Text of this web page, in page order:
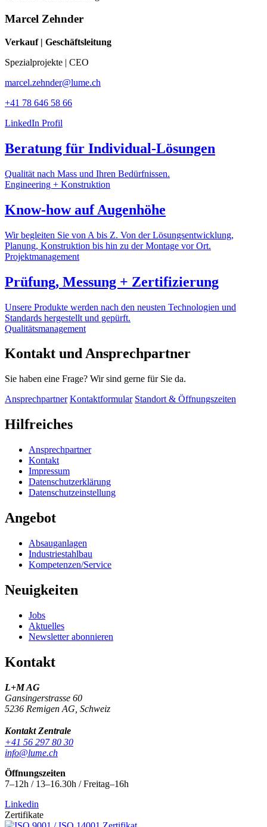
Marcel Zehnder
Verkauf | Geschäftsleitung
Spezialprojekte | CEO
marcel.zehnder@lume.ch
+41 78 646 58 66
LinkedIn Profil
Beratung für Individual-Lösungen
Qualität nach Mass und Ihren Bedürfnissen.
Engineering + Konstruktion
Know-how auf Augenhöhe
Wir begleiten Sie von A bis Z. Von der Lösungsentwicklung,
Planung, Konstruktion bis hin zu der Montage vor Ort.
Projektmanagement
Prüfung, Messung + Zertifizierung
Unsere Produkte werden nach den neusten Technologien und
Standards hergestellt und gepürft.
Qualitätsmanagement
Kontakt und Ansprechpartner
Sie haben eine Frage? Wir sind gerne für Sie da.
Ansprechpartner Kontaktformular Standort & Öffnungszeiten
Hilfreiches
Ansprechpartner
Kontakt
Impressum
Datenschutzerklärung
Datenschutzeinstellung
Angebot
Absauganlagen
Industriestahlbau
Kompetenzen/Service
Neuigkeiten
Jobs
Aktuelles
Newsletter abonnieren
Kontakt
L+M AG
Gansingerstrasse 60
5236 Remigen AG, Schweiz
Kontakt Zentrale
+41 56 297 80 30
info@lume.ch
Öffnungszeiten
7–12h / 13–16.30h / Freitag–16h
Linkedin
Zertifikate